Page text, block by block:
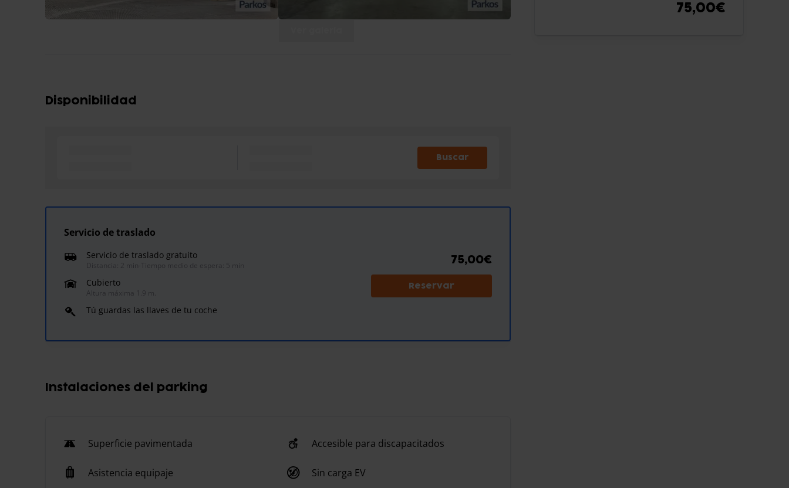
Disponibilidad
Buscar
Servicio de traslado
Servicio de traslado gratuito
Distancia: 2 min Tiempo medio de espera: 5 min
Cubierto
Altura máxima 1.9 m.
Tú guardas las llaves de tu coche
75,00€
Reservar
Instalaciones del parking
Superficie pavimentada Accesible para discapacitados
Asistencia equipaje Sin carga EV
75,00€